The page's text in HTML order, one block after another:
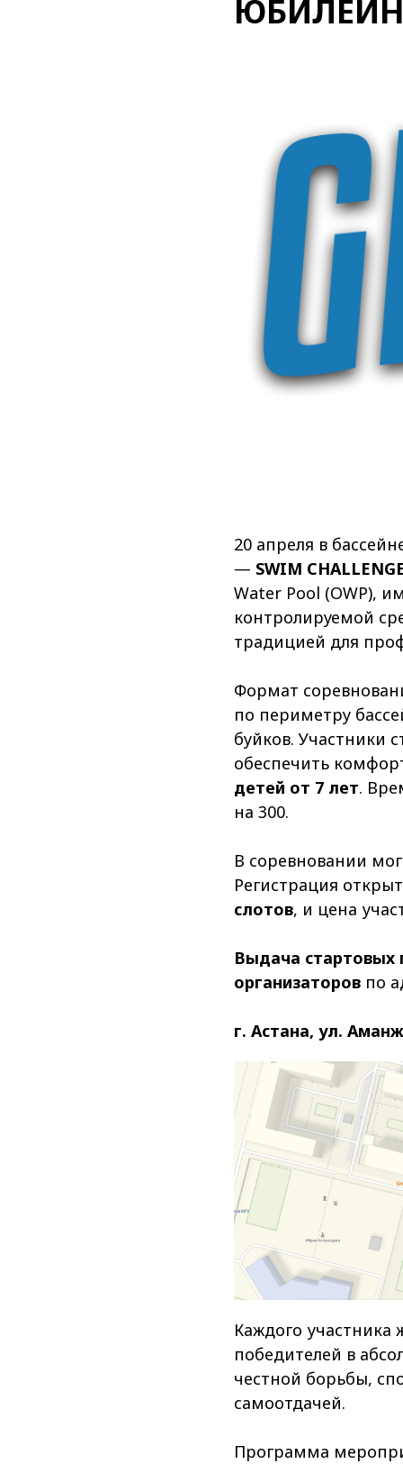
20 апреля в
— SWIM
Water Pool (OWP),
контролируемой
традицией для
Формат
по периметру
буйков. Участники
обеспечить
детей от 7 лет.
на 300.
В соревновании
Регистрация
слотов, и цена
Выдача стартовых
организаторов по
г. Астана, ул.
Каждого
победителей в
честной борьбы,
самоотдачей.
Программа